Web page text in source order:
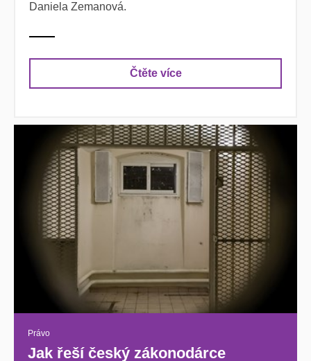
Daniela Zemanová.
Čtěte více
Právo
Jak řeší český zákonodárce